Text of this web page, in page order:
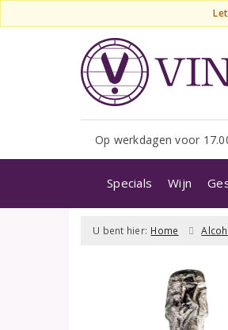
Op werkdagen voor
Specials Wijn
U bent hier: Home